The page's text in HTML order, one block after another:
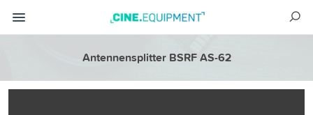
Antennensplitter BSRF AS-62